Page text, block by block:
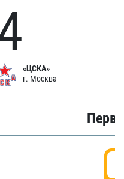
«ЦСКА»
г. Москва